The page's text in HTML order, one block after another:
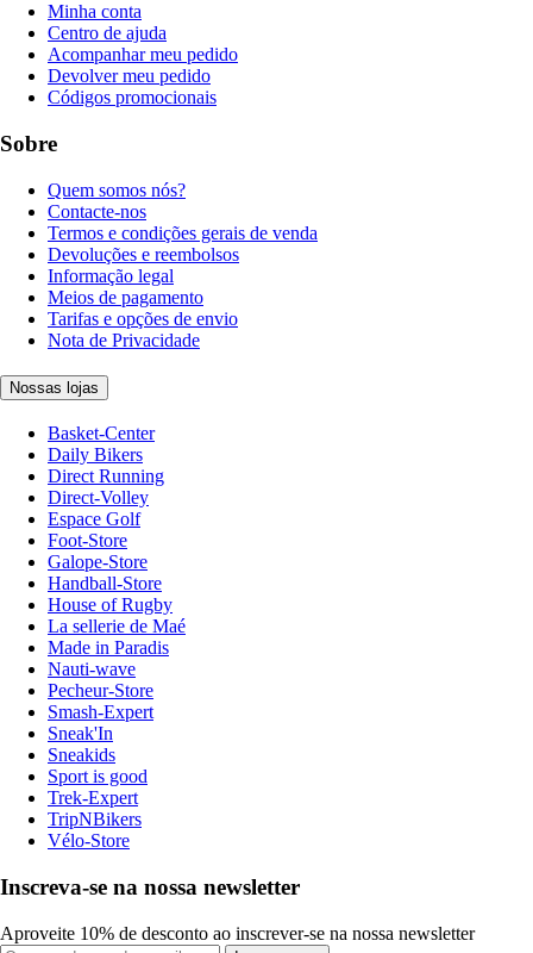
Minha conta
Centro de ajuda
Acompanhar meu pedido
Devolver meu pedido
Códigos promocionais
Sobre
Quem somos nós?
Contacte-nos
Termos e condições gerais de venda
Devoluções e reembolsos
Informação legal
Meios de pagamento
Tarifas e opções de envio
Nota de Privacidade
Nossas lojas
Basket-Center
Daily Bikers
Direct Running
Direct-Volley
Espace Golf
Foot-Store
Galope-Store
Handball-Store
House of Rugby
La sellerie de Maé
Made in Paradis
Nauti-wave
Pecheur-Store
Smash-Expert
Sneak'In
Sneakids
Sport is good
Trek-Expert
TripNBikers
Vélo-Store
Inscreva-se na nossa newsletter
Aproveite 10% de desconto ao inscrever-se na nossa newsletter